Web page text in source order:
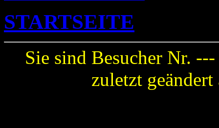
STARTSEITE
Sie sind Besucher Nr.
zuletzt